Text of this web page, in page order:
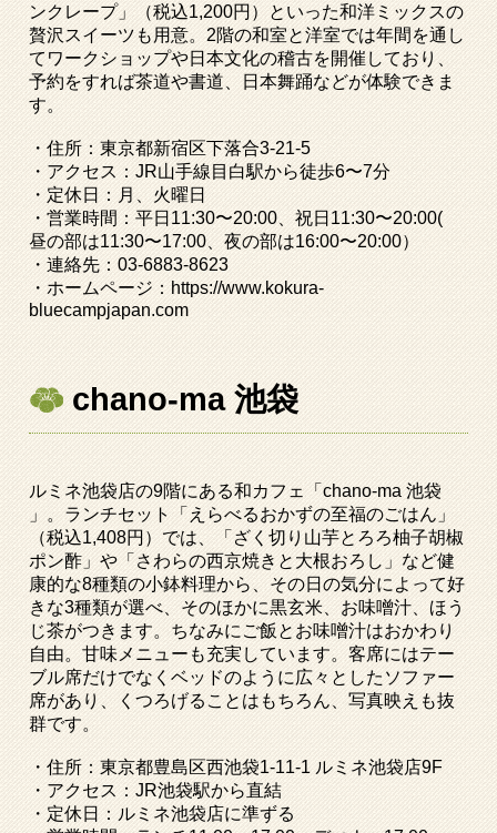
ンクレープ」（税込1,200円）といった和洋ミックスの
贅沢スイーツも用意。 2階の和室と洋室では年間を通し
てワークショップや日本文化の稽古を開催しており、
予約をすれば茶道や書道、日本舞踊などが体験できま
す。
・住所：東京都新宿区下落合3-21-5
・アクセス：JR山手線目白駅から徒歩6〜7分
・定休日：月、火曜日
・営業時間：平日 11:30〜20:00、祝日 11:30〜20:00(
昼の部は11:30〜17:00、夜の部は16:00〜20:00）
・連絡先：03-6883-8623
・ホームページ： https://www.kokura-
bluecampjapan.com
chano-ma 池袋
ルミネ池袋店の9階にある和カフェ「chano-ma池袋
」。ランチセット「えらべるおかずの至福のごはん」
（税込1,408円）では、「ざく切り山芋とろろ柚子胡椒
ポン酢」や「さわらの西京焼きと大根おろし」など健
康的な8種類の小鉢料理から、その日の気分によって好
きな3種類が選べ、そのほかに黒玄米、お味噌汁、ほう
じ茶がつきます。ちなみにご飯とお味噌汁はおかわり
自由。甘味メニューも充実しています。客席にはテー
ブル席だけでなくベッドのように広々としたソファー
席があり、くつろげることはもちろん、写真映えも抜
群です。
・住所：東京都豊島区西池袋1-11-1 ルミネ池袋店9F
・アクセス：JR池袋駅から直結
・定休日：ルミネ池袋店に準ずる